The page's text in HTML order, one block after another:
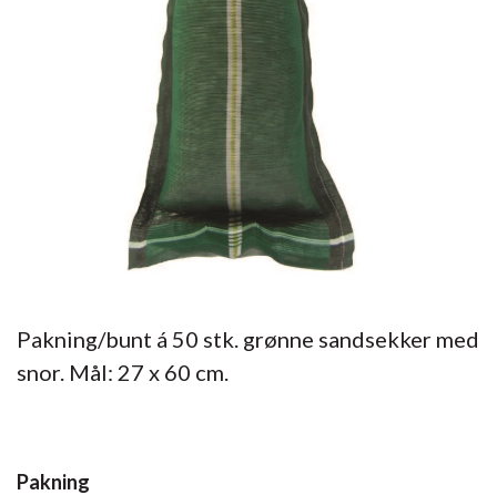
Pakning/bunt á 50 stk. grønne sandsekker med
snor. Mål: 27 x 60 cm.
Pakning